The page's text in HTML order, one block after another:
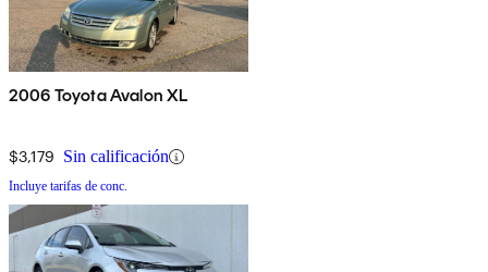
2006 Toyota Avalon XL
$3,179 Sin calificación
Incluye tarifas de conc.